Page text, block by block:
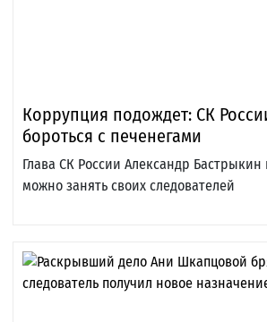
Коррупция подождет: СК
бороться с печенегами
Глава СК России Александр
можно занять своих следователей